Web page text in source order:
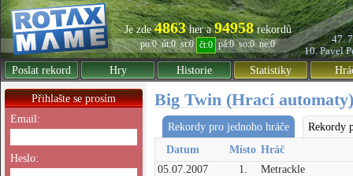
Je zde4863her a94958rekordů
po:0 út:0 st:0 čt:0 pá:0 so:0 ne:0
47.
10. Pavel
Poslat rekord
Hry Historie Statistiky
Přihlašte se prosím
Email:
Heslo:
Big Twin (Hrací automaty)
Rekordy pro jednoho hráče
Rekordy
Datum
Místo Hráč
05.07.2007
1.
Metrackle